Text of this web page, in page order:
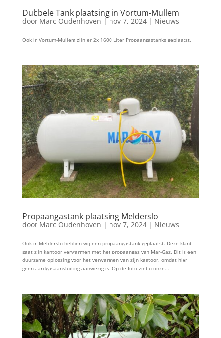
Dubbele Tank plaatsing in Vortum-Mullem
door Marc Oudenhoven |nov 7, 2024| Nieuws
Ook in Vortum-Mullem zijn er 2x 1600 Liter Propaangastanks geplaatst.
Propaangastank plaatsing Melderslo
door Marc Oudenhoven | nov 7, 2024| Nieuws
Ook in Melderslo hebben wij een propaangastank geplaatst. Deze klant
gaat zijn kantoor verwarmen met het propaangas van Mar-Gaz. Dit is een
duurzame oplossing voor het verwarmen van zijn kantoor, omdat hier
geen aardgasaansluiting aanwezig is. Op de foto ziet u onze...